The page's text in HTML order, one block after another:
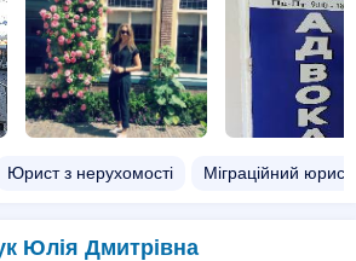
Юрист з нерухомості Міграційний юрист
Юлія Дмитрівна